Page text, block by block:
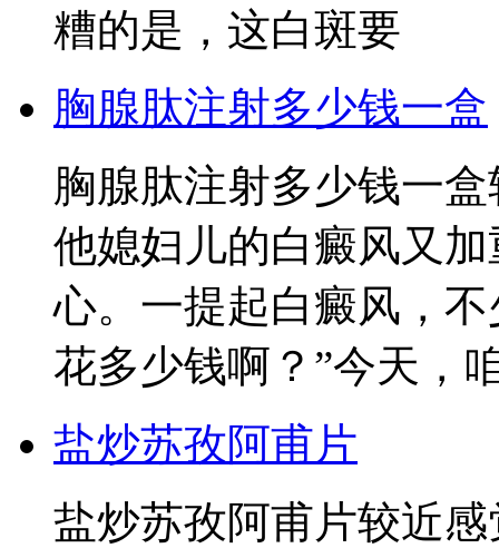
糟的是，这白斑要
胸腺肽注射多少钱一盒
胸腺肽注射多少钱一
他媳妇儿的白癜风又
心。一提起白癜风，
花多少钱啊？”今天，
盐炒苏孜阿甫片
盐炒苏孜阿甫片较近